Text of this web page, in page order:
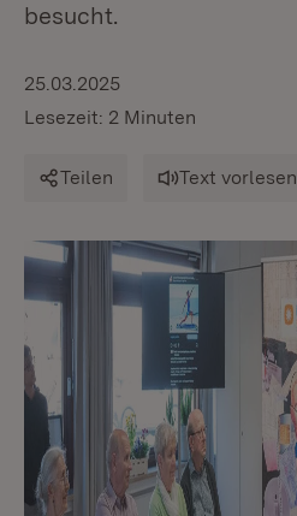
besucht.
25.03.2025
Lesezeit: 2 Minuten
Teilen Text vorlesen